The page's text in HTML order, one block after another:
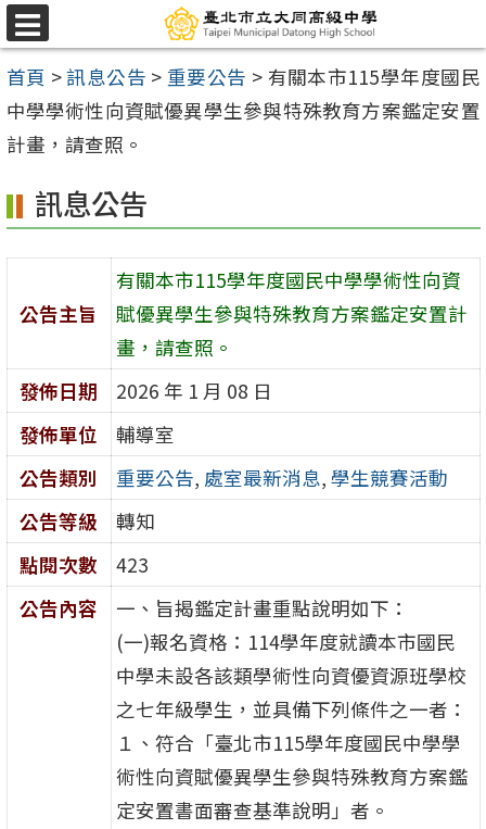
跳
至
主
要
內
區
選
單
首頁 >訊息公告 > 重要公告 > 有關本市115學年度國民
中學學術性向資賦優異學生參與特殊教育方案鑑定安置
計畫，請查照。
訊息公告
公告主旨
有關本市115學年度國民中學學術性向資
賦優異學生參與特殊教育方案鑑定安置計
畫，請查照。
發佈日期
2026 年 1 月 08 日
發佈單位
輔導室
公告類別
重要公告, 處室最新消息, 學生競賽活動
公告等級
轉知
點閱次數
423
公告內容
一、旨揭鑑定計畫重點說明如下：
(一)報名資格：114學年度就讀本市國民
中學未設各該類學術性向資優資源班學校
之七年級學生，並具備下列條件之一者：
１、符合「臺北市115學年度國民中學學
術性向資賦優異學生參與特殊教育方案鑑
定安置書面審查基準說明」者。